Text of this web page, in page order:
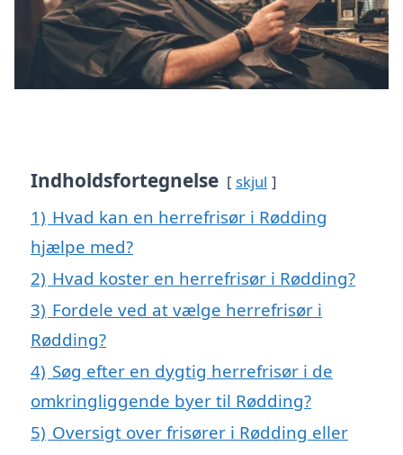
Indholdsfortegnelse skjul
1) Hvad kan en herrefrisør i Rødding
hjælpe med?
2) Hvad koster en herrefrisør i Rødding?
3) Fordele ved at vælge herrefrisør i
Rødding?
4) Søg efter en dygtig herrefrisør i de
omkringliggende byer til Rødding?
5) Oversigt over frisører i Rødding eller